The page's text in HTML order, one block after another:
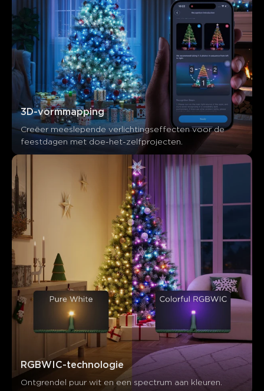
3D-vormmapping
Creëer meeslepende verlichtingseffecten voor de
feestdagen met doe-het-zelfprojecten.
RGBWIC-technologie
Ontgrendel puur wit en een spectrum aan kleuren.